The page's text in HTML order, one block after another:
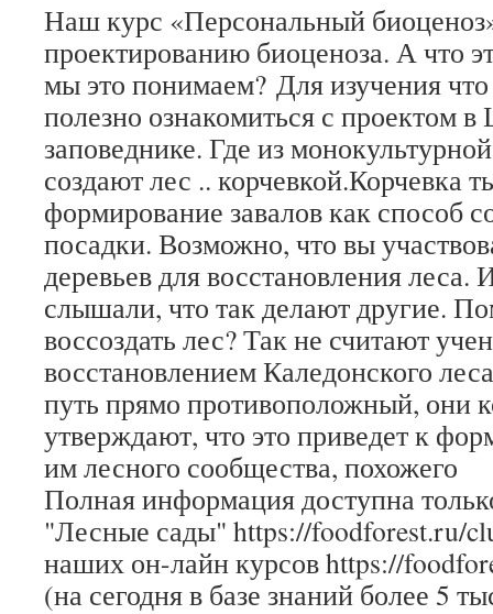
Наш курс «Персональный
проектированию биоценоза. А что
мы это понимаем? Для изучения что
полезно ознакомиться с проектом
заповеднике. Где из
создают лес .. корчевкой.Корчевка
формирование завалов как способ
посадки. Возможно, что вы
деревьев для восстановления
слышали, что так делают другие.
воссоздать лес? Так не считают
восстановлением Каледонского
путь прямо противоположный, они
утверждают, что это приведет к
им лесного сообщества, похожего
Полная информация доступна
"Лесные сады" https://foodforest.ru/
наших он-лайн курсов https://
(на сегодня в базе знаний более 5